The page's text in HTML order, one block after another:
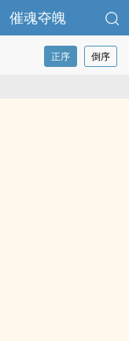
魂夺魄
正序 倒序